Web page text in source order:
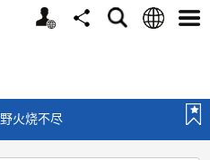
个
分
搜
语
选
野火烧不尽